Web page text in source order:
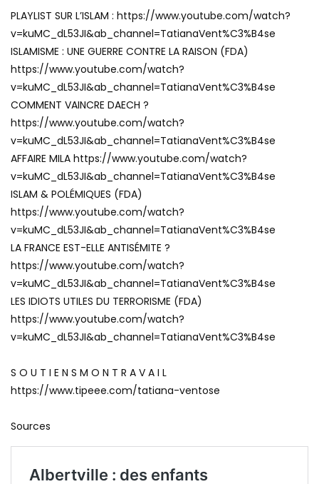
PLAYLIST SUR L’ISLAM : https://www.youtube.com/watch?
v=kuMC_dL53JI&ab_channel=TatianaVent%C3%B4se
ISLAMISME : UNE GUERRE CONTRE LA RAISON (FDA)
https://www.youtube.com/watch?
v=kuMC_dL53JI&ab_channel=TatianaVent%C3%B4se
COMMENT VAINCRE DAECH ?
https://www.youtube.com/watch?
v=kuMC_dL53JI&ab_channel=TatianaVent%C3%B4se
AFFAIRE MILA https://www.youtube.com/watch?
v=kuMC_dL53JI&ab_channel=TatianaVent%C3%B4se
ISLAM & POLÉMIQUES (FDA)
https://www.youtube.com/watch?
v=kuMC_dL53JI&ab_channel=TatianaVent%C3%B4se
LA FRANCE EST-ELLE ANTISÉMITE ?
https://www.youtube.com/watch?
v=kuMC_dL53JI&ab_channel=TatianaVent%C3%B4se
LES IDIOTS UTILES DU TERRORISME (FDA)
https://www.youtube.com/watch?
v=kuMC_dL53JI&ab_channel=TatianaVent%C3%B4se
S O U T I E N S M O N T R A V A I L
https://www.tipeee.com/tatiana-ventose
Sources